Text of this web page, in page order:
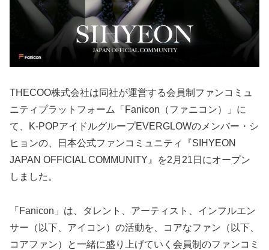
THECOO株式会社は同社が運営する会員制ファンコミュ
ニティプラットフォーム「Fanicon（ファニコン）」に
て、K-POPアイドルグループEVERGLOWのメンバー・シ
ヒョンの、日本公式ファンコミュニティ『SIHYEON
JAPAN OFFICIAL COMMUNITY』を2月21日にオープン
しました。
「Fanicon」は、タレント、アーティスト、インフルエン
サー（以下、アイコン）の活動を、コアなファン（以下、
コアファン）と一緒に盛り上げていく会員制のファンコミ